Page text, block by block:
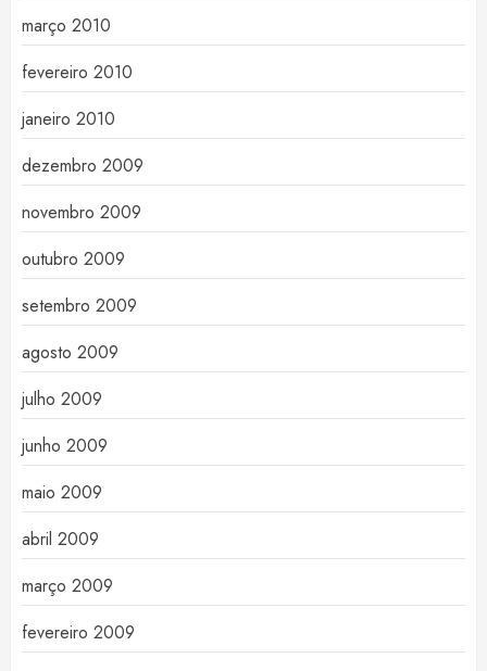
março 2010
fevereiro 2010
janeiro 2010
dezembro 2009
novembro 2009
outubro 2009
setembro 2009
agosto 2009
julho 2009
junho 2009
maio 2009
abril 2009
março 2009
fevereiro 2009